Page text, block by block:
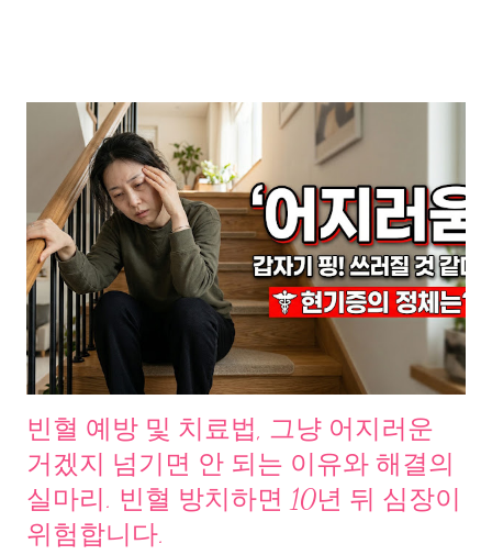
줄어든다. 헤모글로빈은 폐에서 산소를 받아 온몸으로 나르는 역
할을 한다. 이게 부족하면? 몸 구석구석에 산소가 못 간다. 그래서
피곤하고, 어지럽고, 집중이 안 된다. 서울대학교병원 의학정보 에
따르면, 철 결핍의 원인은 크게 세 가지다. 철분 소실 증가. 월경 과
다, 위궤양, 치질 등 만성적인 출혈이 원인이다. 철분 필요량 급증.
임산부, 성장기 청소년은 몸이 요구하는 철분이 확 늘어난다. 섭취
와 흡수 부족. 채식 위주 식단, 과도한 다이어트, 가공식품 중심 식
사가 여기에 해당한다. 연합뉴스 보도 에 따르면 한국인 중 철 섭취
가 부족한 사람은 56.4%에 달한다. 10년간 영양 섭취 부족 인구가
2배로 늘었다는 분석도 나왔다. 점점 적게 먹고, 먹더라도 흡수를
방해하는 식습관이 겹친 결과라는 것이다. 연구와 자료가 말하는
사실들 이 문제를 조합해보니, 몇 가지 흥미로운 패턴이 발견되었
다. 대한내과학회지에 게재된 철결핍빈혈 치료 논문 에 따르면, 국
내 철결핍빈혈 유병률은 가임기 여성에서 11.5%로, 남성(0.7%)에
비해 압도적으로 높다. 식사만으로 해결이 안 되는 구조적 이유가
빈혈 예방 및 치료법, 그냥 어지러운
거겠지 넘기면 안 되는 이유와 해결의
실마리. 빈혈 방치하면 10년 뒤 심장이
위험합니다.